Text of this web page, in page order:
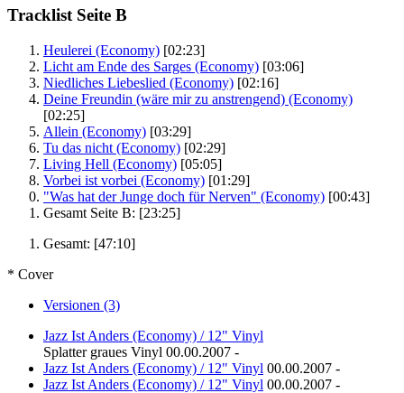
Tracklist Seite B
Heulerei (Economy) [02:23]
Licht am Ende des Sarges (Economy) [03:06]
Niedliches Liebeslied (Economy) [02:16]
Deine Freundin (wäre mir zu anstrengend) (Economy)
[02:25]
Allein (Economy) [03:29]
Tu das nicht (Economy) [02:29]
Living Hell (Economy) [05:05]
Vorbei ist vorbei (Economy) [01:29]
"Was hat der Junge doch für Nerven" (Economy) [00:43]
Gesamt Seite B: [23:25]
Gesamt: [47:10]
* Cover
Versionen (3)
Jazz Ist Anders (Economy) / 12" Vinyl
Splatter graues Vinyl 00.00.2007 -
Jazz Ist Anders (Economy) / 12" Vinyl 00.00.2007 -
Jazz Ist Anders (Economy) / 12" Vinyl 00.00.2007 -